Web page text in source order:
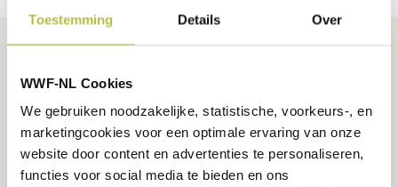
Toestemming Details Over
WWF-NL Cookies
We gebruiken noodzakelijke, statistische, voorkeurs-, en
marketingcookies voor een optimale ervaring van onze
website door content en advertenties te personaliseren,
functies voor social media te bieden en ons